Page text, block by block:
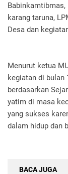
Babinkamtibmas,
karang taruna,
Desa dan
Menurut ketua
kegiatan di bulan
berdasarkan
yatim di masa
yang sukses
dalam hidup dan
BACA JUGA